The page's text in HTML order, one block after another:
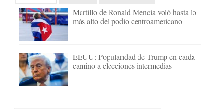
Martillo de Ronald Mencía voló hasta lo
más alto del podio centroamericano
EEUU: Popularidad de Trump en caída
camino a elecciones intermedias